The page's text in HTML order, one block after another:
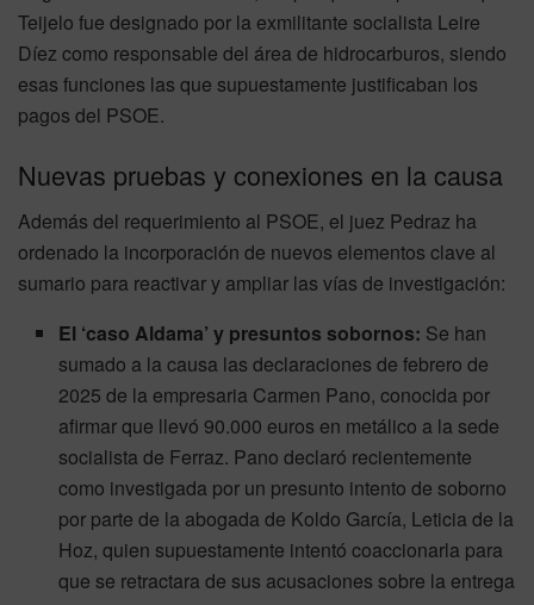
Teijelo fue designado por la exmilitante socialista Leire
Díez como responsable del área de hidrocarburos, siendo
esas funciones las que supuestamente justificaban los
pagos del PSOE.
Nuevas pruebas y conexiones en la causa
Además del requerimiento al PSOE, el juez Pedraz ha
ordenado la incorporación de nuevos elementos clave al
sumario para reactivar y ampliar las vías de investigación:
El ‘caso Aldama’ y presuntos sobornos: Se han
sumado a la causa las declaraciones de febrero de
2025 de la empresaria Carmen Pano, conocida por
afirmar que llevó 90.000 euros en metálico a la sede
socialista de Ferraz. Pano declaró recientemente
como investigada por un presunto intento de soborno
por parte de la abogada de Koldo García, Leticia de la
Hoz, quien supuestamente intentó coaccionarla para
que se retractara de sus acusaciones sobre la entrega